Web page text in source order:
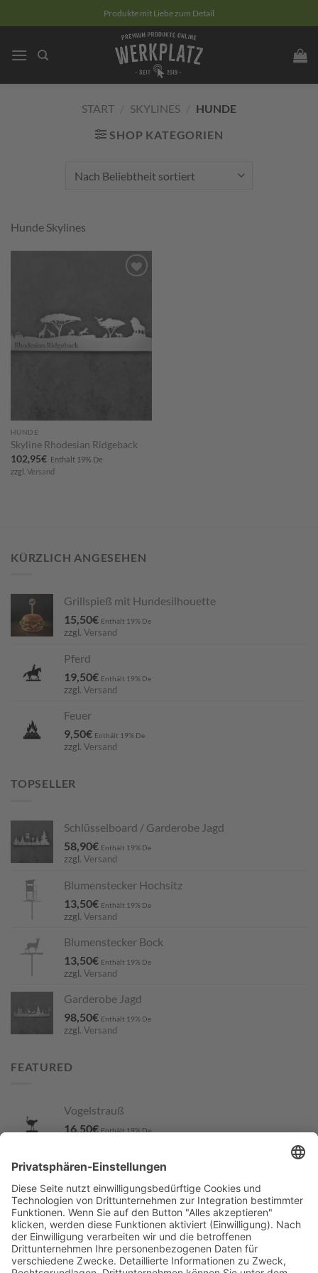
Inhalt
Produkte mit Liebe zum Detail
START SKYLINES
HUNDE
SHOP KATEGORIEN
Hunde Skylines
HUNDE
Skyline Rhodesian Ridgeback
102,95€ Enthält 19% De
zzgl. Versand
KÜRZLICH ANGESEHEN
Grillspieß mit Hundesilhouette
15,50€ Enthält 19% De
zzgl. Versand
Pferd
19,50€ Enthält 19% De
zzgl. Versand
Feuer
9,50€ Enthält 19% De
zzgl. Versand
TOPSELLER
Schlüsselboard / Garderobe Jagd
58,90€ Enthält 19% De
zzgl. Versand
Blumenstecker Hochsitz
13,50€ Enthält 19% De
zzgl. Versand
Blumenstecker Bock
13,50€ Enthält 19% De
zzgl. Versand
Garderobe Jagd
98,50€ Enthält 19% De
zzgl. Versand
FEATURED
Vogelstrauß
16,50€ Enthält 19% De
Blumenstecker Jäger mit DJT
13,50 € Enthält 19% De
zzgl.Versand
Oryxantilopen
22,50€ Enthält 19% De
zzgl.Versand